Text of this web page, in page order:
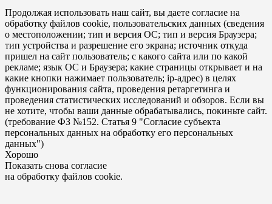
Продолжая использовать наш сайт, вы даете согласие на
обработку файлов cookie, пользовательских данных (сведения
о местоположении; тип и версия ОС; тип и версия Браузера;
тип устройства и разрешение его экрана; источник откуда
пришел на сайт пользователь; с какого сайта или по какой
рекламе; язык ОС и Браузера; какие страницы открывает и на
какие кнопки нажимает пользователь; ip-адрес) в целях
функционирования сайта, проведения ретаргетинга и
проведения статистических исследований и обзоров. Если вы
не хотите, чтобы ваши данные обрабатывались, покиньте сайт.
(требование ФЗ №152. Статья 9 "Согласие субъекта
персональных данных на обработку его персональных
данных")
Хорошо
Показать снова согласие
на обработку файлов cookie.